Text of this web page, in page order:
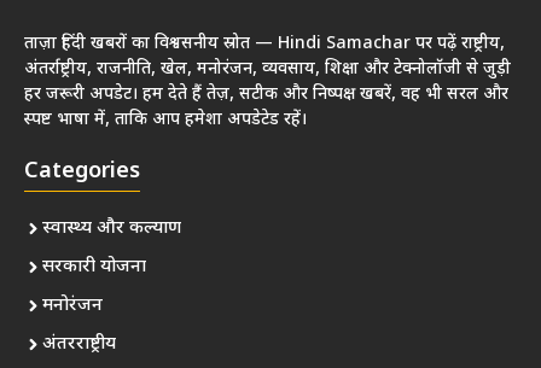
ताज़ा हिंदी खबरों का विश्वसनीय स्रोत — Hindi Samachar पर पढ़ें राष्ट्रीय,
अंतर्राष्ट्रीय, राजनीति, खेल, मनोरंजन, व्यवसाय, शिक्षा और टेक्नोलॉजी से जुड़ी
हर जरूरी अपडेट। हम देते हैं तेज़, सटीक और निष्पक्ष खबरें, वह भी सरल और
स्पष्ट भाषा में, ताकि आप हमेशा अपडेटेड रहें।
Categories
स्वास्थ्य और कल्याण
सरकारी योजना
मनोरंजन
अंतरराष्ट्रीय